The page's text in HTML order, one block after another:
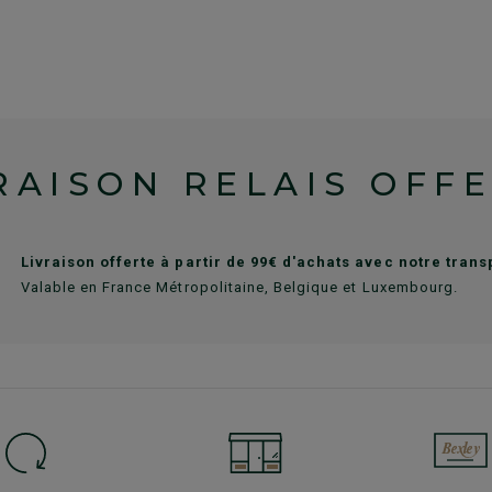
RELAIS
Livraison offerte à partir de 99€ d'achats avec notre
Valable en France Métropolitaine, Belgique et Luxembourg.